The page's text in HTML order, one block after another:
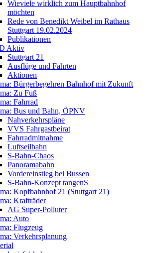
Wieviele wirklich zum Hauptbahnhof
möchten
Rede von Benedikt Weibel im Rathaus
Stuttgart 19.02.2024
Publikationen
Aktiv
Stuttgart 21
Ausflüge und Fahrten
Aktionen
Bürgerbegehren Bahnhof mit Zukunft
Zu Fuß
Fahrrad
Bus und Bahn, ÖPNV
Nahverkehrspläne
VVS Fahrgastbeirat
Fahrradmitnahme
Luftseilbahn
S-Bahn-Chaos
Panoramabahn
Vordereinstieg bei Bussen
S-Bahn-Konzept tangenS
Kopfbahnhof 21 (Stuttgart 21)
Krafträder
AG Super-Polluter
Auto
Flugzeug
Verkehrsplanung